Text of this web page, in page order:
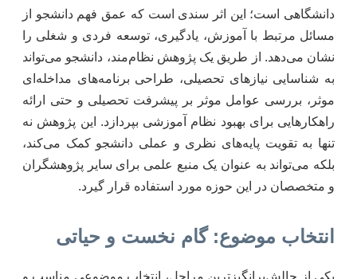
دانشگاهی است؛ این اثر سندی است که عمق فهم دانشجو از
مسائل مرتبط با آموزش، یادگیری، توسعه فردی و شغلی را
نشان می‌دهد. از طریق یک پژوهش نظام‌مند، دانشجو می‌تواند
به شناسایی نیازهای تحصیلی، طراحی برنامه‌های مداخله‌ای
موثر، بررسی عوامل موثر بر پیشرفت تحصیلی و حتی ارائه
راهکارهایی برای بهبود نظام آموزشی بپردازد. این پژوهش نه
تنها به تقویت پایه‌های نظری و عملی دانشجو کمک می‌کند،
بلکه می‌تواند به عنوان یک منبع علمی برای سایر پژوهشگران
و متخصصان در این حوزه مورد استفاده قرار گیرد.
انتخاب موضوع: گام نخست و حیاتی
یکی از چالش‌برانگیزترین مراحل، انتخاب موضوعی مناسب و